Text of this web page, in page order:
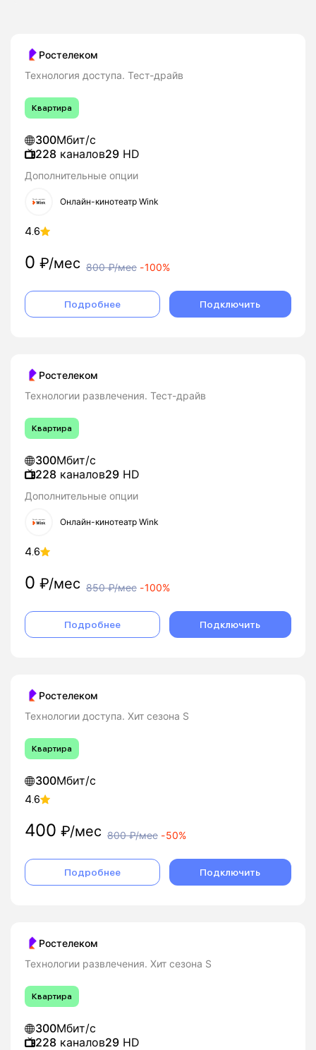
Ростелеком
Технология доступа. Тест-драйв
Квартира
300Мбит/с
228 каналов29 HD
Дополнительные опции
Онлайн-кинотеатр Wink
4.6
0 ₽/мес 800₽/мес -100%
Подробнее Подключить
Ростелеком
Технологии развлечения. Тест-драйв
Квартира
300Мбит/с
228 каналов29 HD
Дополнительные опции
Онлайн-кинотеатр Wink
4.6
0 ₽/мес 850₽/мес -100%
Подробнее Подключить
Ростелеком
Технологии доступа. Хит сезона S
Квартира
300Мбит/с
4.6
400 ₽/мес 800₽/мес -50%
Подробнее Подключить
Ростелеком
Технологии развлечения. Хит сезона S
Квартира
300Мбит/с
228 каналов29 HD